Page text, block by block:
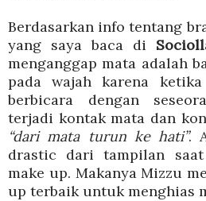
Berdasarkan info tentang
yang saya baca di
menganggap mata adalah
pada wajah karena
berbicara dengan
terjadi kontak mata dan
“dari mata turun ke hati”.
drastic dari tampilan
make up. Makanya Mizzu
up terbaik untuk menghias